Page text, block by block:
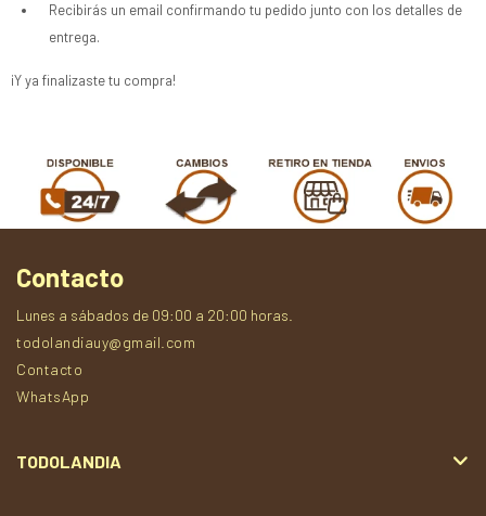
Recibirás un email confirmando tu pedido junto con los detalles de
entrega.
¡Y ya finalizaste tu compra!
Contacto
Lunes a sábados de 09:00 a 20:00 horas.
todolandiauy@gmail.com
Contacto
WhatsApp
TODOLANDIA